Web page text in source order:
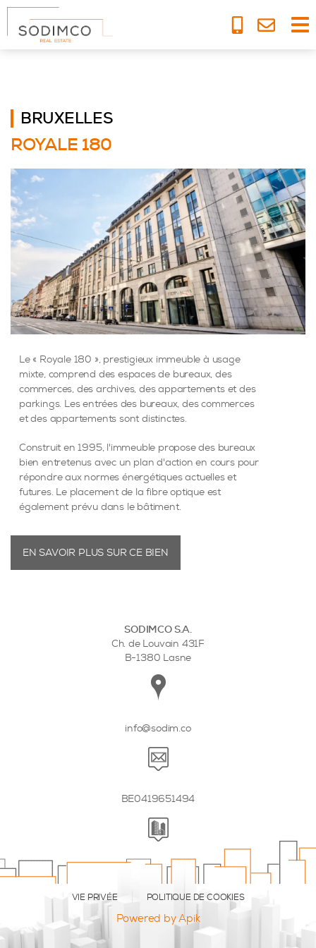
BRUXELLES
ROYALE 180
Le « Royale 180 », prestigieux immeuble à usage
mixte, comprend des espaces de bureaux, des
commerces, des archives, des appartements et des
parkings. Les entrées des bureaux, des commerces
et des appartements sont distinctes.
Construit en 1995, l'immeuble propose des bureaux
bien entretenus avec un plan d'action en cours pour
répondre aux normes énergétiques actuelles et
futures. Le placement de la fibre optique est
également prévu dans le bâtiment.
EN SAVOIR PLUS SUR CE BIEN
SODIMCO S.A.
Ch. de Louvain 431F
B-1380 Lasne
info@sodim.co
BE0419651494
VIE PRIVÉE POLITIQUE DE COOKIES
Powered by Apik